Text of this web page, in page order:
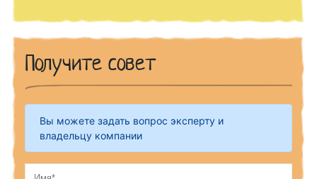
Получите совет
Вы можете задать вопрос эксперту и
владельцу компании